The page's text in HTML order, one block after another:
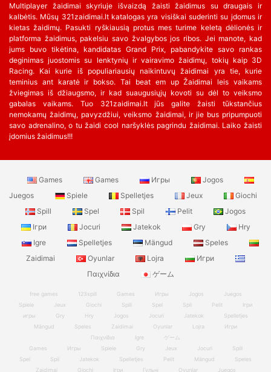
Multiplayer žaidimai skyriuje išvaizdą žaisti žaidimus su draugais ir
kalbėtis. Mūsų 321zaidimai.lt katalogas yra visiškai suderinti su įdomus ir
kietas žaidimų. Pasukti ryškiausią protus mes turime keletą dėlionės ir
platforma žaidimus, pakelsiu savo žvalgybos jos ribos. Jei manote, kad
jums buvo tikėtina, kandidatas Grand Prix, pabandykite savo rankas
deginimas juostomis su lenktynių ir vairavimo žaidimų, tokių kaip 3D
Racing. Kai kurie iš populiariausių naikintuvų žaidimai yra tie, kurie
teminius ant karatė ir bokso. Tai beat em up Žaidimai leis vaikams
žviegimas iš džiaugsmo, ir kad suaugusiųjų kovoti su dėl to veiksmo
gabalas vaikams. Tuo 321zaidimai.lt jūs galite žaisti tūkstančius
nemokamų žaidimų, pavyzdžiui, veiksmo žaidimai, ir jie bus pripumpuoti
savo adrenalino, o tu žaidi cool naršyklės pagrindu žaidimai. Laiko žaisti
įdomius žaidimus!!!
Games Games Игры
Jogos
Juegos
Spiele Spelletjes Jeux
Giochi
Spill
Spel Spil Pelit
Jogos
Ігри
Jocuri Jatekok Gry
Hry
Igre
Spelletjes Mängud
Speles
Zaidimai
Oyunlar Lojra
Игри
Παιχνίδια
ゲーム
free games 123spill Games Игры Jogos
Juegos
Spiele
Jeux Giochi Spill Spel Spil Pelit
Ігри
игры
Gry Hry Jogos Jocuri Jatekok
Spelletjes
Mängud
Speles Zaidimai Oyunlar Lojra
Игри
Παιχνίδια
Igre
ゲーム
Games
Игры Spiele Gry Jeux Jocuri
Spill
Spel
Spil Jatekok Spelletjes Pelit Mängud
Speles
Zaidimai
Giochi Ігри Гульні Oyunlar Juegos